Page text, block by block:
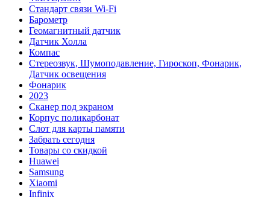
Cтандарт связи Wi-Fi
Барометр
Геомагнитный датчик
Датчик Холла
Компас
Стереозвук, Шумоподавление, Гироскоп, Фонарик,
Датчик освещения
Фонарик
2023
Сканер под экраном
Корпус поликарбонат
Слот для карты памяти
Забрать сегодня
Товары со скидкой
Huawei
Samsung
Xiaomi
Infinix